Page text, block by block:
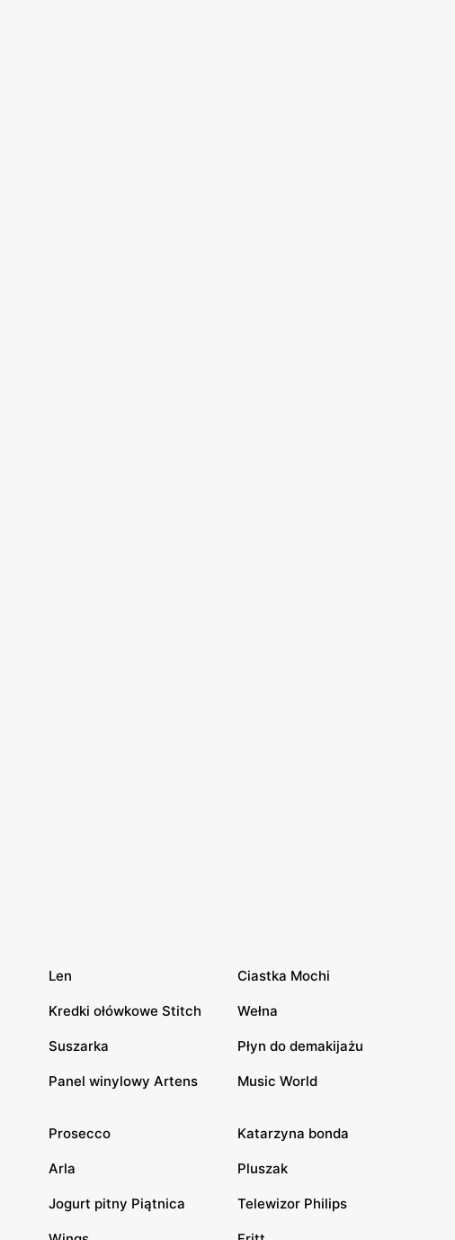
Len Ciastka Mochi
Kredki ołówkowe Stitch Wełna
Suszarka Płyn do demakijażu
Panel winylowy Artens Music World
Prosecco Katarzyna bonda
Arla Pluszak
Jogurt pitny Piątnica Telewizor Philips